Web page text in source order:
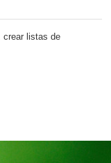
crear listas de